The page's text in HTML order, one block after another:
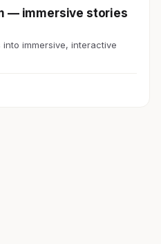
— immersive stories
immersive, interactive